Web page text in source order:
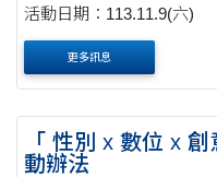
活動日期：113.11.9(六)
更多訊息
「 性別 x 數位 x
動辦法